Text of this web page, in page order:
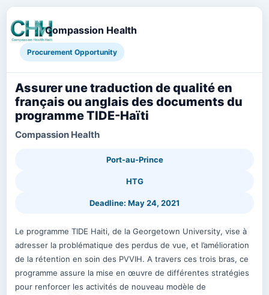
Compassion Health
Procurement Opportunity
Assurer une traduction de qualité en
français ou anglais des documents du
programme TIDE-Haïti
Compassion Health
Port-au-Prince
HTG
Deadline: May 24, 2021
Le programme TIDE Haiti, de la Georgetown University, vise à
adresser la problématique des perdus de vue, et l’amélioration
de la rétention en soin des PVVIH. A travers ces trois bras, ce
programme assure la mise en œuvre de différentes stratégies
pour renforcer les activités de nouveau modèle de